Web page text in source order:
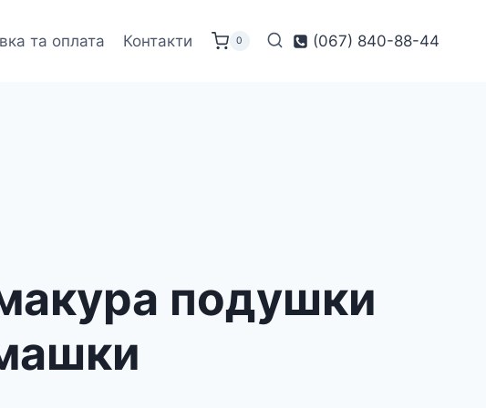
та оплата Контакти 0 (067) 840-88-44
подушки